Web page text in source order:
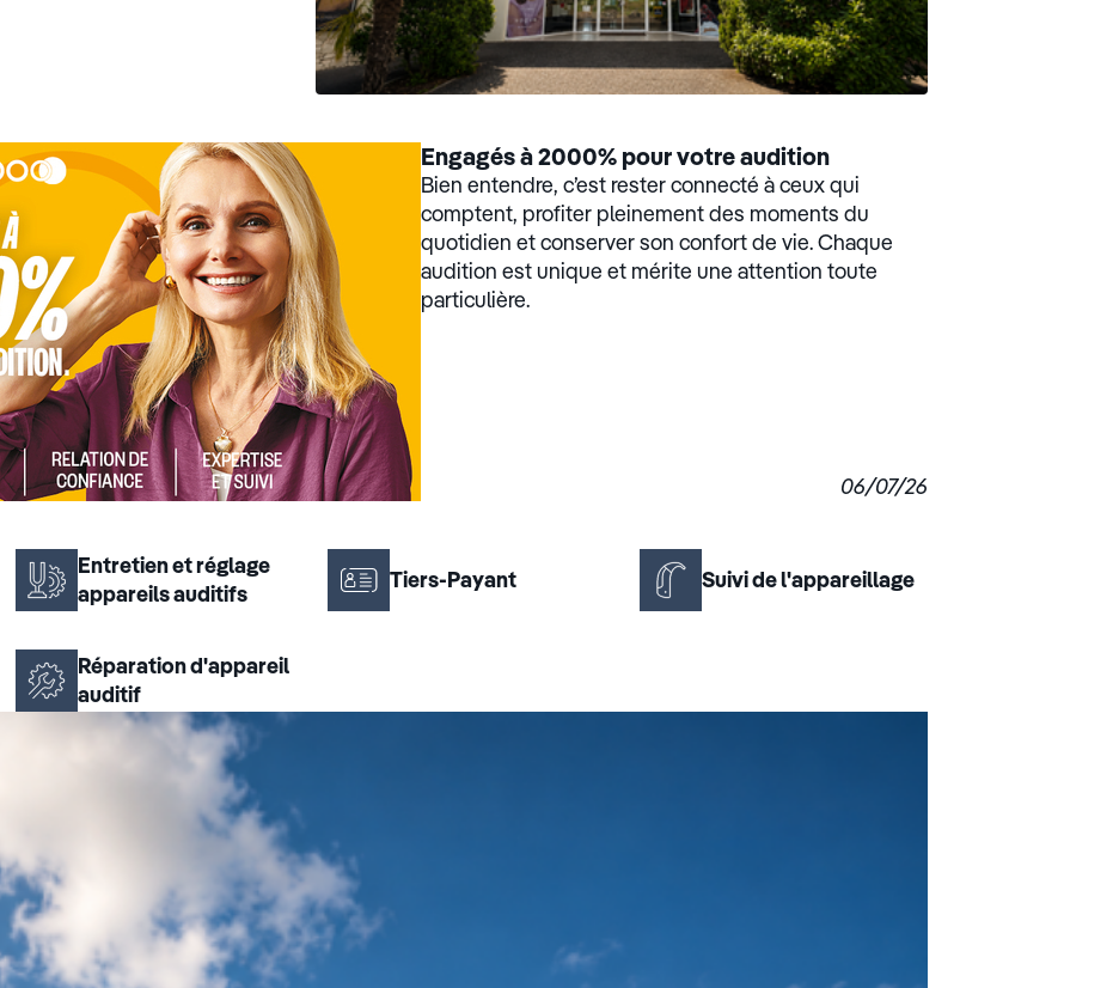
Engagés à 2000% pour votre audition
Bien entendre, c’est rester connecté à ceux qui
comptent, profiter pleinement des moments du
quotidien et conserver son confort de vie. Chaque
audition est unique et mérite une attention toute
particulière.
06/07/26
Entretien et réglage
appareils auditifs
Tiers-Payant Suivi de l'appareillage
Réparation d'appareil
auditif